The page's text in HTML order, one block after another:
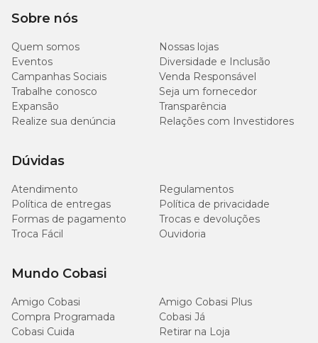
Sobre nós
Quem somos
Nossas lojas
Eventos
Diversidade e Inclusão
Campanhas Sociais
Venda Responsável
Trabalhe conosco
Seja um fornecedor
Expansão
Transparência
Realize sua denúncia
Relações com Investidores
Dúvidas
Atendimento
Regulamentos
Política de entregas
Política de privacidade
Formas de pagamento
Trocas e devoluções
Troca Fácil
Ouvidoria
Mundo Cobasi
Amigo Cobasi
Amigo Cobasi Plus
Compra Programada
Cobasi Já
Cobasi Cuida
Retirar na Loja